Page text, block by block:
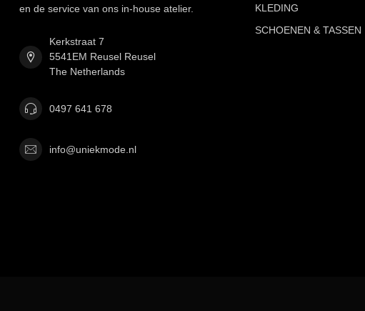
en de service van ons in-house atelier.
Kerkstraat 7
5541EM Reusel Reusel
The Netherlands
0497 641 678
info@uniekmode.nl
KLEDING
SCHOENEN & TASSEN